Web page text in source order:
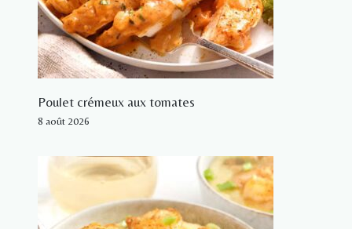
Poulet crémeux aux tomates
8 août 2026